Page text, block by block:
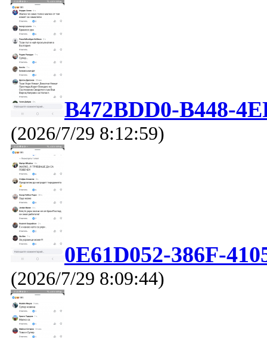
B472BDD0-B448-
(2026/7/29 8:12:59)
0E61D052-386F-
(2026/7/29 8:09:44)